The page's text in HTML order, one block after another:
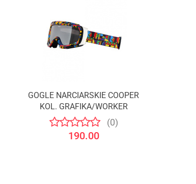
GOGLE NARCIARSKIE COOPER
KOL. GRAFIKA/WORKER
(0)
190.00